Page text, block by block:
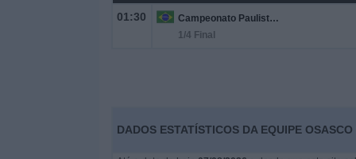
01:30
Campeonato Paulista A2
1/4 Final
DADOS ESTATÍSTICOS DA EQUIPE